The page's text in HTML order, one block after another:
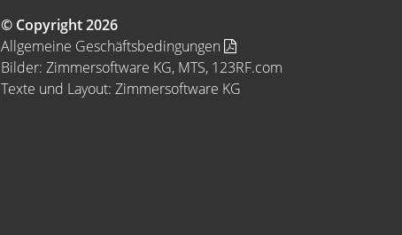
© Copyright 2026
Allgemeine Geschäftsbedingungen
Bilder: Zimmersoftware KG, MTS, 123RF.com
Texte und Layout: Zimmersoftware KG